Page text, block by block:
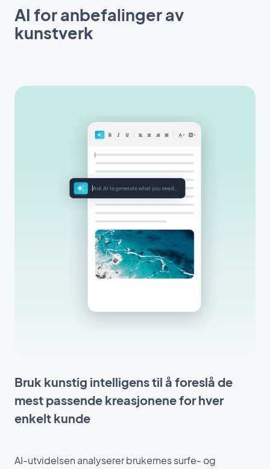
AI for anbefalinger av
kunstverk
Bruk kunstig intelligens til å foreslå de
mest passende kreasjonene for hver
enkelt kunde
AI-utvidelsen analyserer brukernes surfe- og